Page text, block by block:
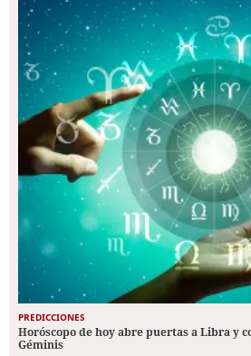
PREDICCIONES
Horóscopo de hoy abre puertas a Libra y
Géminis